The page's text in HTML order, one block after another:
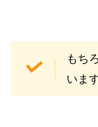
もち
います